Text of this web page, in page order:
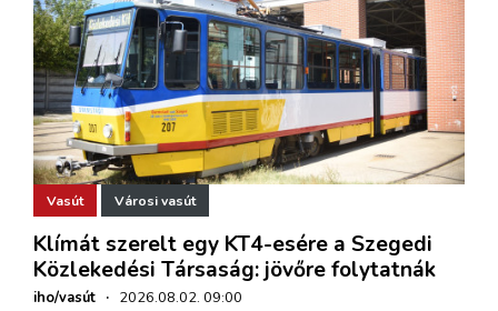
Vasút Városi vasút
Klímát szerelt egy KT4-esére a Szegedi
Közlekedési Társaság: jövőre folytatnák
iho/vasút · 2026.08.02. 09:00